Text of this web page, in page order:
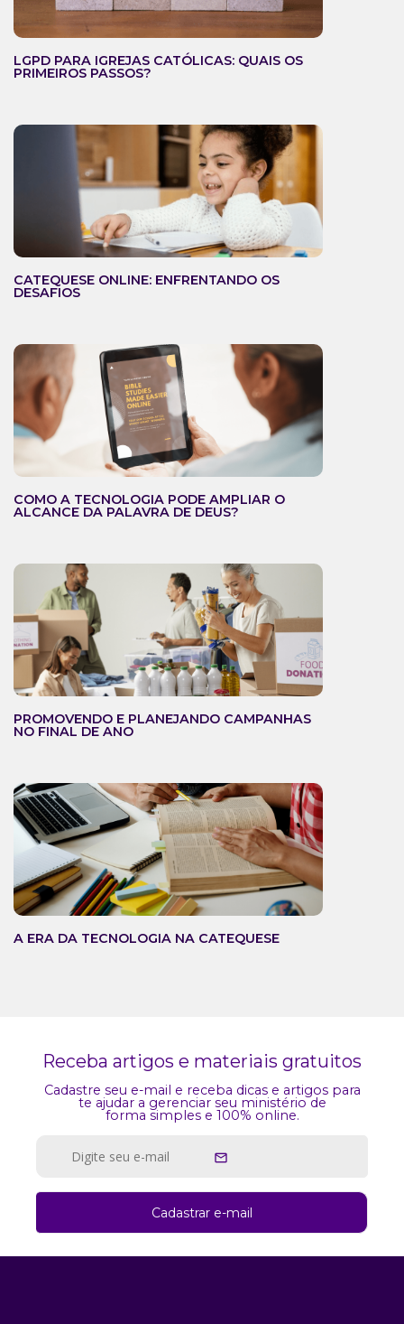
LGPD PARA IGREJAS CATÓLICAS: QUAIS OS
PRIMEIROS PASSOS?
CATEQUESE ONLINE: ENFRENTANDO OS
DESAFIOS
COMO A TECNOLOGIA PODE AMPLIAR O
ALCANCE DA PALAVRA DE DEUS?
PROMOVENDO E PLANEJANDO CAMPANHAS
NO FINAL DE ANO
A ERA DA TECNOLOGIA NA CATEQUESE
Receba artigos e materiais gratuitos
Cadastre seu e-mail e receba dicas e artigos para
te ajudar a gerenciar seu ministério de
forma simples e 100% online.